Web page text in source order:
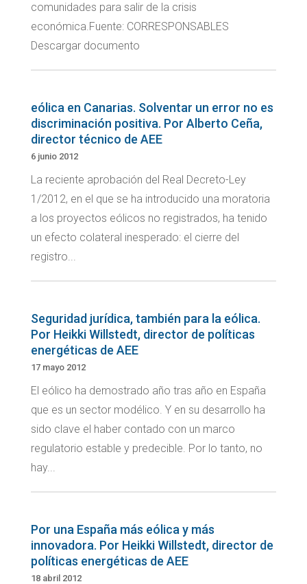
comunidades para salir de la crisis
económica.Fuente: CORRESPONSABLES
Descargar documento
eólica en Canarias. Solventar un error no es
discriminación positiva. Por Alberto Ceña,
director técnico de AEE
6 junio 2012
La reciente aprobación del Real Decreto-Ley
1/2012, en el que se ha introducido una moratoria
a los proyectos eólicos no registrados, ha tenido
un efecto colateral inesperado: el cierre del
registro...
Seguridad jurídica, también para la eólica.
Por Heikki Willstedt, director de políticas
energéticas de AEE
17 mayo 2012
El eólico ha demostrado año tras año en España
que es un sector modélico. Y en su desarrollo ha
sido clave el haber contado con un marco
regulatorio estable y predecible. Por lo tanto, no
hay...
Por una España más eólica y más
innovadora. Por Heikki Willstedt, director de
políticas energéticas de AEE
18 abril 2012